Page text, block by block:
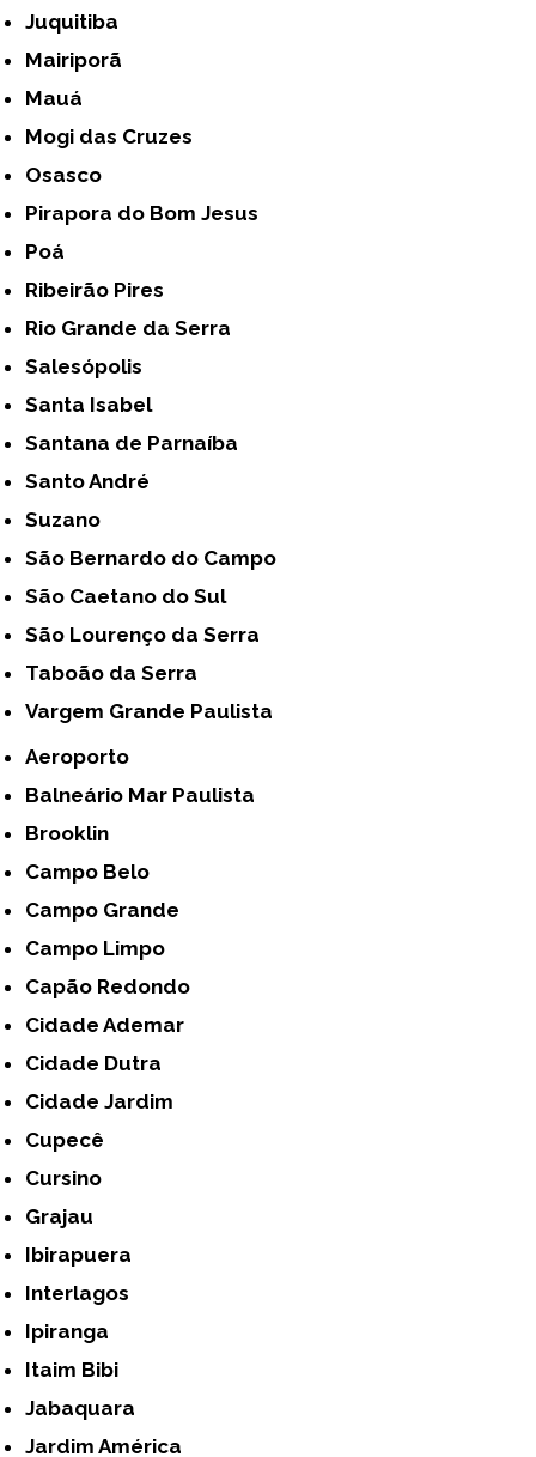
Juquitiba
Mairiporã
Mauá
Mogi das Cruzes
Osasco
Pirapora do Bom Jesus
Poá
Ribeirão Pires
Rio Grande da Serra
Salesópolis
Santa Isabel
Santana de Parnaíba
Santo André
Suzano
São Bernardo do Campo
São Caetano do Sul
São Lourenço da Serra
Taboão da Serra
Vargem Grande Paulista
Aeroporto
Balneário Mar Paulista
Brooklin
Campo Belo
Campo Grande
Campo Limpo
Capão Redondo
Cidade Ademar
Cidade Dutra
Cidade Jardim
Cupecê
Cursino
Grajau
Ibirapuera
Interlagos
Ipiranga
Itaim Bibi
Jabaquara
Jardim América